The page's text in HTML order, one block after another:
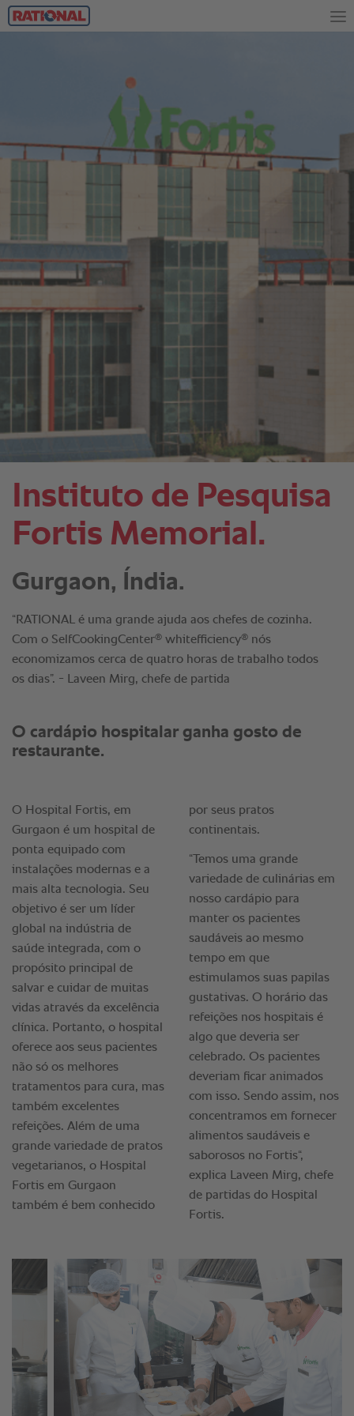
Instituto de Pesquisa
Fortis Memorial.
Gurgaon, Índia.
“RATIONAL é uma grande ajuda aos chefes de cozinha.
Com o SelfCookingCenter® whitefficiency® nós
economizamos cerca de quatro horas de trabalho todos
os dias”. - Laveen Mirg, chefe de partida